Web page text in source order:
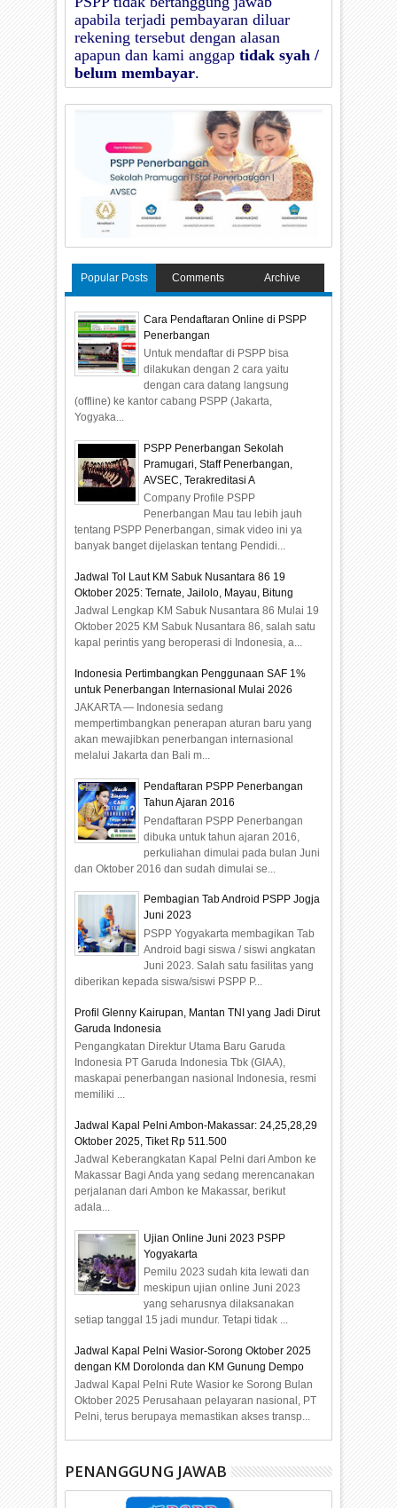
apabila terjadi pembayaran diluar
rekening tersebut dengan alasan
apapun dan kami anggap tidak syah /
belum membayar.
Popular Posts Comments Archive
Cara Pendaftaran Online di PSPP
Penerbangan
Untuk mendaftar di PSPP bisa
dilakukan dengan 2 cara yaitu
dengan cara datang langsung
(offline) ke kantor cabang PSPP (Jakarta,
Yogyaka...
PSPP Penerbangan Sekolah
Pramugari, Staff Penerbangan,
AVSEC, Terakreditasi A
Company Profile PSPP
Penerbangan Mau tau lebih jauh
tentang PSPP Penerbangan, simak video ini ya
banyak banget dijelaskan tentang Pendidi...
Jadwal Tol Laut KM Sabuk Nusantara 86 19
Oktober 2025: Ternate, Jailolo, Mayau, Bitung
Jadwal Lengkap KM Sabuk Nusantara 86 Mulai 19
Oktober 2025 KM Sabuk Nusantara 86, salah satu
kapal perintis yang beroperasi di Indonesia, a...
Indonesia Pertimbangkan Penggunaan SAF 1%
untuk Penerbangan Internasional Mulai 2026
JAKARTA — Indonesia sedang
mempertimbangkan penerapan aturan baru yang
akan mewajibkan penerbangan internasional
melalui Jakarta dan Bali m...
Pendaftaran PSPP Penerbangan
Tahun Ajaran 2016
Pendaftaran PSPP Penerbangan
dibuka untuk tahun ajaran 2016,
perkuliahan dimulai pada bulan Juni
dan Oktober 2016 dan sudah dimulai se...
Pembagian Tab Android PSPP Jogja
Juni 2023
PSPP Yogyakarta membagikan Tab
Android bagi siswa / siswi angkatan
Juni 2023. Salah satu fasilitas yang
diberikan kepada siswa/siswi PSPP P...
Profil Glenny Kairupan, Mantan TNI yang Jadi Dirut
Garuda Indonesia
Pengangkatan Direktur Utama Baru Garuda
Indonesia PT Garuda Indonesia Tbk (GIAA),
maskapai penerbangan nasional Indonesia, resmi
memiliki ...
Jadwal Kapal Pelni Ambon-Makassar: 24,25,28,29
Oktober 2025, Tiket Rp 511.500
Jadwal Keberangkatan Kapal Pelni dari Ambon ke
Makassar Bagi Anda yang sedang merencanakan
perjalanan dari Ambon ke Makassar, berikut
adala...
Ujian Online Juni 2023 PSPP
Yogyakarta
Pemilu 2023 sudah kita lewati dan
meskipun ujian online Juni 2023
yang seharusnya dilaksanakan
setiap tanggal 15 jadi mundur. Tetapi tidak ...
Jadwal Kapal Pelni Wasior-Sorong Oktober 2025
dengan KM Dorolonda dan KM Gunung Dempo
Jadwal Kapal Pelni Rute Wasior ke Sorong Bulan
Oktober 2025 Perusahaan pelayaran nasional, PT
Pelni, terus berupaya memastikan akses transp...
PENANGGUNG JAWAB